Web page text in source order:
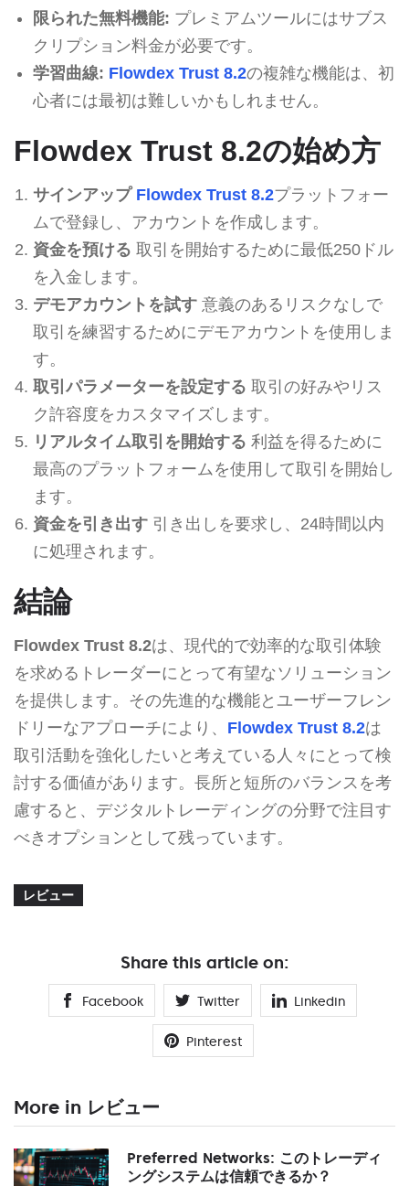
限られた無料機能: プレミアムツールにはサブス
クリプション料金が必要です。
学習曲線: Flowdex Trust 8.2の複雑な機能は、初
心者には最初は難しいかもしれません。
Flowdex Trust 8.2の始め方
サインアップ Flowdex Trust 8.2プラットフォー
ムで登録し、アカウントを作成します。
資金を預ける 取引を開始するために最低250ドル
を入金します。
デモアカウントを試す意義のあるリスクなしで
取引を練習するためにデモアカウントを使用しま
す。
取引パラメーターを設定する 取引の好みやリス
ク許容度をカスタマイズします。
リアルタイム取引を開始する 利益を得るために
最高のプラットフォームを使用して取引を開始し
ます。
資金を引き出す引き出しを要求し、24時間以内
に処理されます。
結論
Flowdex Trust 8.2は、現代的で効率的な取引体験
を求めるトレーダーにとって有望なソリューション
を提供します。その先進的な機能とユーザーフレン
ドリーなアプローチにより、 Flowdex Trust 8.2は
取引活動を強化したいと考えている人々にとって検
討する価値があります。長所と短所のバランスを考
慮すると、デジタルトレーディングの分野で注目す
べきオプションとして残っています。
レビュー
Share this article on:
Facebook Twitter Linkedin
Pinterest
More in レビュー
Preferred Networks: このトレーディ
ングシステムは信頼できるか？